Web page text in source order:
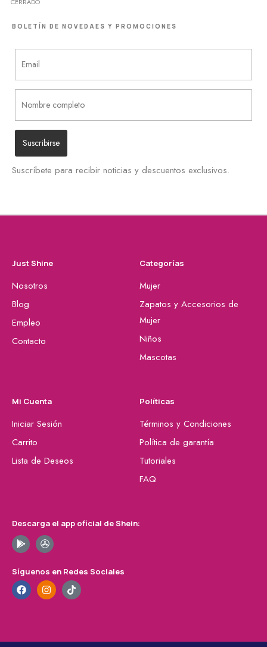
BOLETÍN DE NOVEDAES Y PROMOCIONES
Suscríbete para recibir noticias y descuentos exclusivos.
Just Shine
Nosotros
Blog
Empleo
Contacto
Categorías
Mujer
Zapatos y Accesorios de
Mujer
Niños
Mascotas
Mi Cuenta
Iniciar Sesión
Carrito
Lista de Deseos
Políticas
Términos y Condiciones
Política de garantía
Tutoriales
FAQ
Descarga el app oficial de Shein:
Síguenos en Redes Sociales